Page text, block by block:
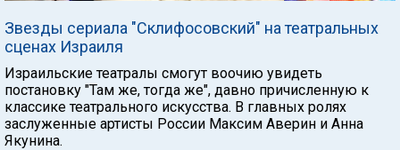
Звезды сериала "Склифосовский" на театральных
сценах Израиля
Израильские театралы смогут воочию увидеть
постановку "Там же, тогда же", давно причисленную к
классике театрального искусства. В главных ролях
заслуженные артисты России Максим Аверин и Анна
Якунина.